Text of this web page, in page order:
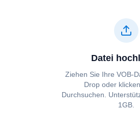
Datei
Ziehen Sie Ihre ⁦⁦VOB⁩⁩-
Drop oder
Durchsuchen.
1GB.